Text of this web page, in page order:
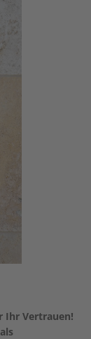
Ihr Vertrauen!